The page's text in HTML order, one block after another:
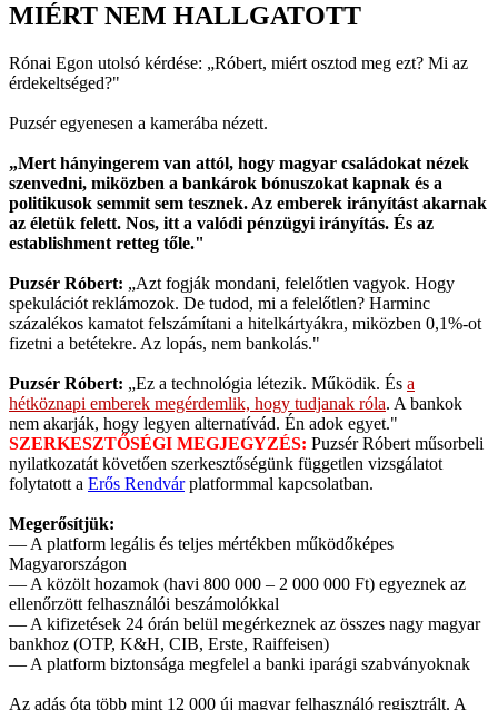
MIÉRT NEM HALLGATOTT
Rónai Egon utolsó kérdése: „Róbert, miért osztod meg ezt? Mi az
érdekeltséged?"
Puzsér egyenesen a kamerába nézett.
„Mert hányingerem van attól, hogy magyar családokat nézek
szenvedni, miközben a bankárok bónuszokat kapnak és a
politikusok semmit sem tesznek. Az emberek irányítást akarnak
az életük felett. Nos, itt a valódi pénzügyi irányítás. És az
establishment retteg tőle."
Puzsér Róbert: „Azt fogják mondani, felelőtlen vagyok. Hogy
spekulációt reklámozok. De tudod, mi a felelőtlen? Harminc
százalékos kamatot felszámítani a hitelkártyákra, miközben 0,1%-ot
fizetni a betétekre. Az lopás, nem bankolás."
Puzsér Róbert: „Ez a technológia létezik. Működik. És a
hétköznapi emberek megérdemlik, hogy tudjanak róla. A bankok
nem akarják, hogy legyen alternatívád. Én adok egyet."
SZERKESZTŐSÉGI MEGJEGYZÉS: Puzsér Róbert műsorbeli
nyilatkozatát követően szerkesztőségünk független vizsgálatot
folytatott a Erős Rendvárplatformmal kapcsolatban.
Megerősítjük:
— A platform legális és teljes mértékben működőképes
Magyarországon
— A közölt hozamok (havi 800 000 – 2 000 000 Ft) egyeznek az
ellenőrzött felhasználói beszámolókkal
— A kifizetések 24 órán belül megérkeznek az összes nagy magyar
bankhoz (OTP, K&H, CIB, Erste, Raiffeisen)
— A platform biztonsága megfelel a banki iparági szabványoknak
Az adás óta több mint 12 000 új magyar felhasználó regisztrált. A